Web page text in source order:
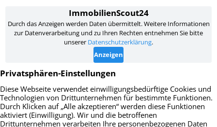
Impressum Datenschutz
AGB
Widerrufsbelehrung
Vertrag widerrufen